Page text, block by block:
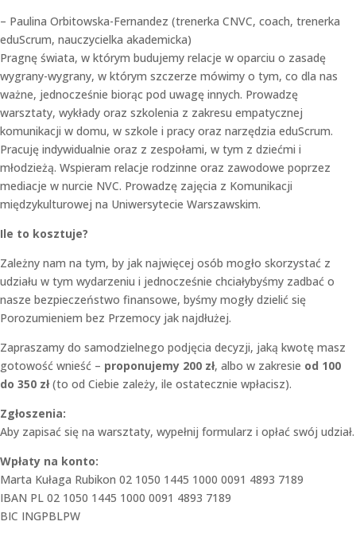
– Paulina Orbitowska-Fernandez (trenerka CNVC, coach, trenerka
eduScrum, nauczycielka akademicka)
Pragnę świata, w którym budujemy relacje w oparciu o zasadę
wygrany-wygrany, w którym szczerze mówimy o tym, co dla nas
ważne, jednocześnie biorąc pod uwagę innych. Prowadzę
warsztaty, wykłady oraz szkolenia z zakresu empatycznej
komunikacji w domu, w szkole i pracy oraz narzędzia eduScrum.
Pracuję indywidualnie oraz z zespołami, w tym z dziećmi i
młodzieżą. Wspieram relacje rodzinne oraz zawodowe poprzez
mediacje w nurcie NVC. Prowadzę zajęcia z Komunikacji
międzykulturowej na Uniwersytecie Warszawskim.
Ile to kosztuje?
Zależny nam na tym, by jak najwięcej osób mogło skorzystać z
udziału w tym wydarzeniu i jednocześnie chciałybyśmy zadbać o
nasze bezpieczeństwo finansowe, byśmy mogły dzielić się
Porozumieniem bez Przemocy jak najdłużej.
Zapraszamy do samodzielnego podjęcia decyzji, jaką kwotę masz
gotowość wnieść – proponujemy 200 zł, albo w zakresie od 100
do 350 zł(to od Ciebie zależy, ile ostatecznie wpłacisz).
Zgłoszenia:
Aby zapisać się na warsztaty, wypełnij formularz i opłać swój udział.
Wpłaty na konto:
Marta Kułaga Rubikon 02 1050 1445 1000 0091 4893 7189
IBAN PL 02 1050 1445 1000 0091 4893 7189
BIC INGPBLPW